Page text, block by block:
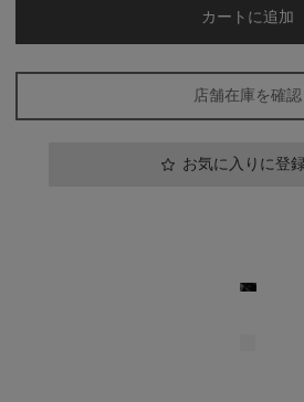
カートに追加
店舗在庫を確認
お気に入りに登